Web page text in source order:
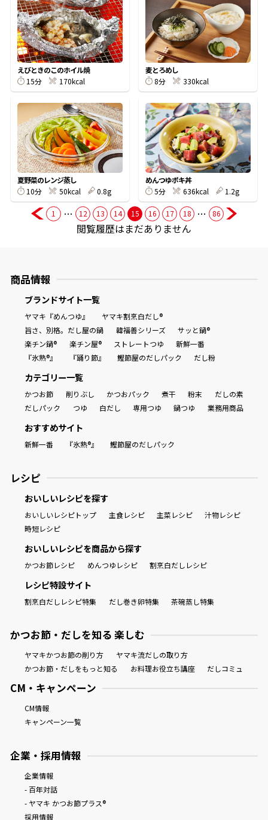
商品情報一覧
おすすめサイト
新鮮一番
氷熟®︎
だしパック
えびときのこのホイル焼
15分
170kcal
麦とろめし
8分
330kcal
夏野菜のレンジ蒸し
10分
50kcal 0.8g
めんつゆポキ丼
5分
636kcal 1.2g
1 … 12 13 14 15 16 17 18 … 86
閲覧履歴はまだありません
商品情報
ブランドサイト一覧
ヤマキ『めんつゆ』
ヤマキ割烹白だし®
旨さ、別格。だし屋の鍋
韓福善シリーズ
サッと鍋®
楽チン鍋®
楽チン屋® ストレートつゆ
新鮮一番
『氷熟®』
『踊り節』 鰹節屋のだしパック だし粉
カテゴリー一覧
かつお節 削りぶし かつおパック 煮干 粉末
だしの素
だしパック
つゆ 白だし 専用つゆ 鍋つゆ 業務用商品
おすすめサイト
新鮮一番 『氷熟®』 鰹節屋のだしパック
レシピ
おいしいレシピを探す
おいしいレシピトップ 主食レシピ 主菜レシピ
汁物レシピ
時短レシピ
おいしいレシピを商品から探す
かつお節レシピ めんつゆレシピ 割烹白だしレシピ
レシピ特設サイト
割烹白だしレシピ特集 だし巻き卵特集 茶碗蒸し特集
かつお節・だしを知る 楽しむ
ヤマキかつお節の削り方
ヤマキ流だしの取り方
かつお節・だしをもっと知る
お料理お役立ち講座 だしコミュ
CM・キャンペーン
CM情報
キャンペーン一覧
企業・採用情報
企業情報
- 百年対話
- ヤマキ かつお節プラス®
採用情報